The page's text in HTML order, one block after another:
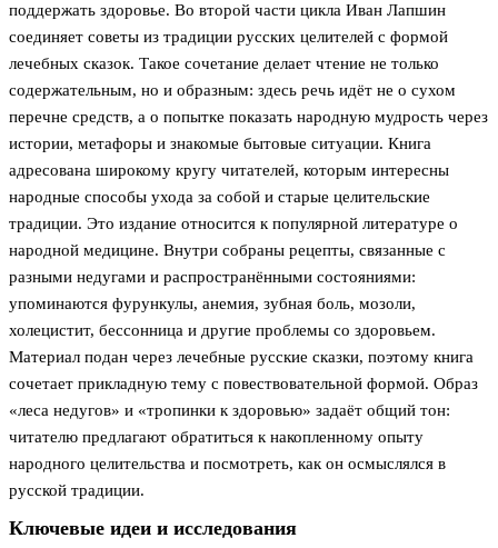
поддержать здоровье. Во второй части цикла Иван Лапшин
соединяет советы из традиции русских целителей с формой
лечебных сказок. Такое сочетание делает чтение не только
содержательным, но и образным: здесь речь идёт не о сухом
перечне средств, а о попытке показать народную мудрость через
истории, метафоры и знакомые бытовые ситуации. Книга
адресована широкому кругу читателей, которым интересны
народные способы ухода за собой и старые целительские
традиции. Это издание относится к популярной литературе о
народной медицине. Внутри собраны рецепты, связанные с
разными недугами и распространёнными состояниями:
упоминаются фурункулы, анемия, зубная боль, мозоли,
холецистит, бессонница и другие проблемы со здоровьем.
Материал подан через лечебные русские сказки, поэтому книга
сочетает прикладную тему с повествовательной формой. Образ
«леса недугов» и «тропинки к здоровью» задаёт общий тон:
читателю предлагают обратиться к накопленному опыту
народного целительства и посмотреть, как он осмыслялся в
русской традиции.
Ключевые идеи и исследования